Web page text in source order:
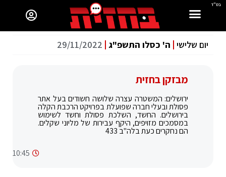
בס"ד
יום שלישי ה' כסלו התשפ"ג 29/11/2022
מבזקן בחזית
ירושלים: המשטרה עצרה שלושה חשודים בעל אתר
פסולת ובעלי חברה שפועלת בפרויקט הרכבת הקלה
בירושלים. החשד, השלכת פסולת וחשד לשימוש
במסמכים מזויפים, היקף עבירות של מליוני שקלים.
הם נחקרים כעת בלה"ב 433
10:45